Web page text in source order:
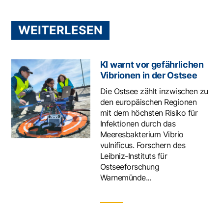
WEITERLESEN
KI warnt vor gefährlichen
Vibrionen in der Ostsee
Die Ostsee zählt inzwischen zu
den europäischen Regionen
mit dem höchsten Risiko für
Infektionen durch das
Meeresbakterium Vibrio
vulnificus. Forschern des
Leibniz-Instituts für
Ostseeforschung
Warnemünde...